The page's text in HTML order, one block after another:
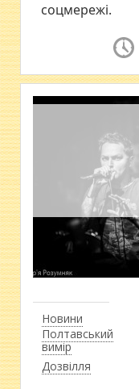
соцмережі.
Новини
Полтавський
вимір
Дозвілля